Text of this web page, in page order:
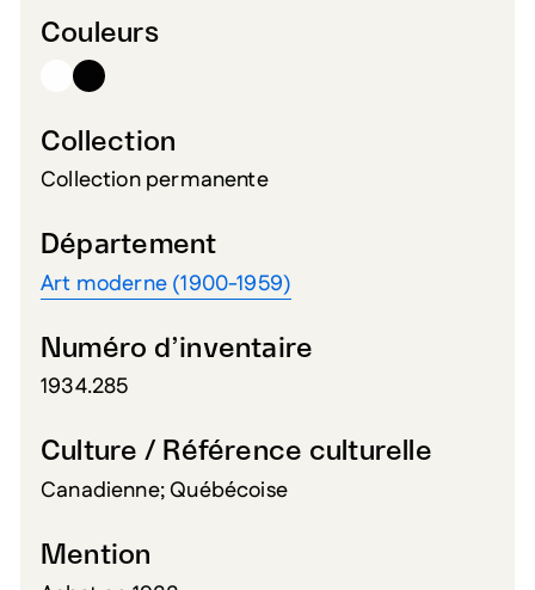
Couleurs
Collection
Collection permanente
Département
Art moderne (1900-1959)
Numéro d’inventaire
1934.285
Culture / Référence culturelle
Canadienne; Québécoise
Mention